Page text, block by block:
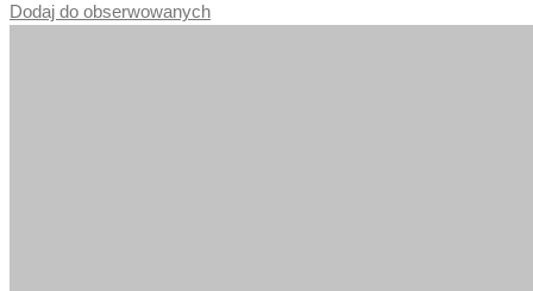
Dodaj do obserwowanych